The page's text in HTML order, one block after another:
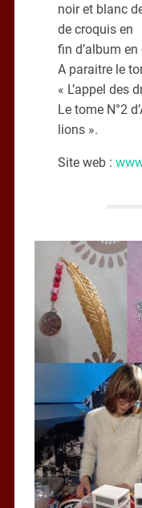
noir et blanc
de croquis en
fin d’album
A paraitre le
« L’appel des
Le tome N°2
lions ».
Site web :